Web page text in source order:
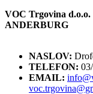
VOC Trgovina d.o.o.
ANDERBURG
NASLOV:
TELEFON:
EMAIL: